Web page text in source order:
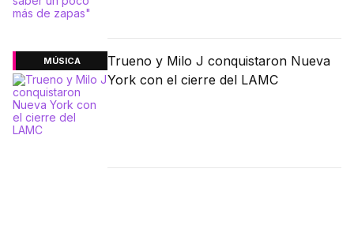
MÚSICA
Trueno y Milo J conquistaron Nueva
York con el cierre del LAMC